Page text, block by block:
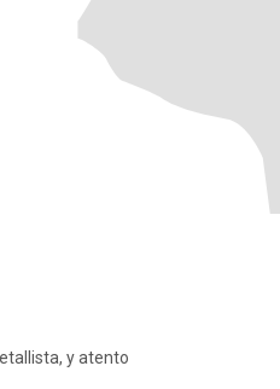
y atento